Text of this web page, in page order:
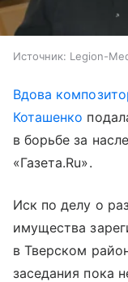
Источник: Legion-
Вдова
Коташенко
в борьбе за
«Газета.Ru».
Иск по делу о
имущества
в Тверском
заседания пока